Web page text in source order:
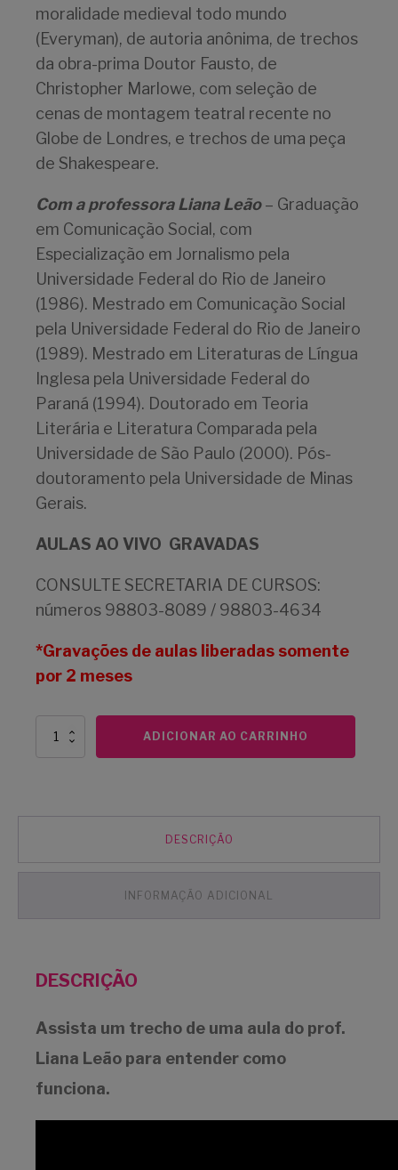
moralidade medieval todo mundo
(Everyman), de autoria anônima, de trechos
da obra-prima Doutor Fausto, de
Christopher Marlowe, com seleção de
cenas de montagem teatral recente no
Globe de Londres, e trechos de uma peça
de Shakespeare.
Com a professora Liana Leão – Graduação
em Comunicação Social, com
Especialização em Jornalismo pela
Universidade Federal do Rio de Janeiro
(1986). Mestrado em Comunicação Social
pela Universidade Federal do Rio de Janeiro
(1989). Mestrado em Literaturas de Língua
Inglesa pela Universidade Federal do
Paraná (1994). Doutorado em Teoria
Literária e Literatura Comparada pela
Universidade de São Paulo (2000). Pós-
doutoramento pela Universidade de Minas
Gerais.
AULAS AO VIVO GRAVADAS
CONSULTE SECRETARIA DE CURSOS:
números 98803-8089 / 98803-4634
*Gravações de aulas liberadas somente
por 2 meses
Grandes
quantidade
ADICIONAR AO CARRINHO
DESCRIÇÃO
INFORMAÇÃO ADICIONAL
DESCRIÇÃO
Assista um trecho de uma aula do prof.
Liana Leão para entender como
funciona.